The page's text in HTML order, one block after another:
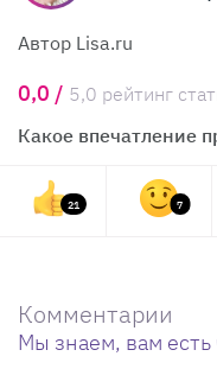
Автор Lisa.ru
0,0 / 5,0 рейтинг
Какое впечатление
21 7
Комментарии
Мы знаем, вам есть